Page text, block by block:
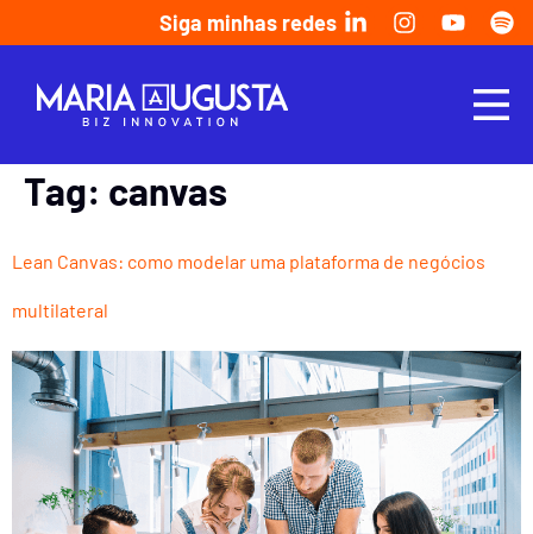
Siga minhas redes
Tag: canvas
Lean Canvas: como modelar uma plataforma de negócios
multilateral